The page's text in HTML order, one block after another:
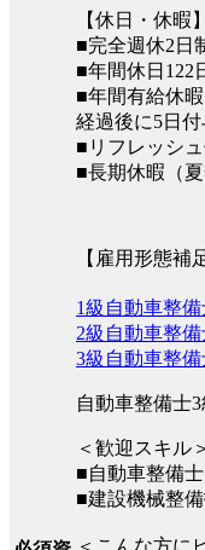
【休日・休暇】
■完全週休2日
■年間休日122
■年間有給休
経過後に5日付
■リフレッシュ
■長期休暇（夏
【雇用形態補
1級自動車整
2級自動車整備
3級自動車整備
自動車整備士
＜歓迎スキル＞
■自動車整備
■建設機械整